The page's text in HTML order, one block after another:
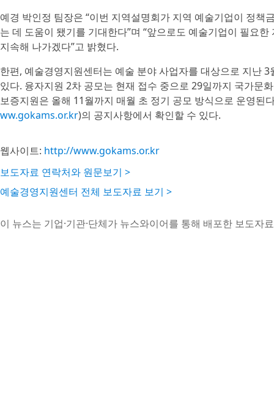
예경 박인정 팀장은 “이번 지역설명회가 지역 예술기업이 정
는 데 도움이 됐기를 기대한다”며 “앞으로도 예술기업이 필요
지속해 나가겠다”고 밝혔다.
한편, 예술경영지원센터는 예술 분야 사업자를 대상으로 지난 3
있다. 융자지원 2차 공모는 현재 접수 중으로 29일까지 국가문
보증지원은 올해 11월까지 매월 초 정기 공모 방식으로 운영
ww.gokams.or.kr)의 공지사항에서 확인할 수 있다.
웹사이트: http://www.gokams.or.kr
보도자료 연락처와 원문보기 >
예술경영지원센터 전체 보도자료 보기 >
이 뉴스는 기업·기관·단체가 뉴스와이어를 통해 배포한 보도자